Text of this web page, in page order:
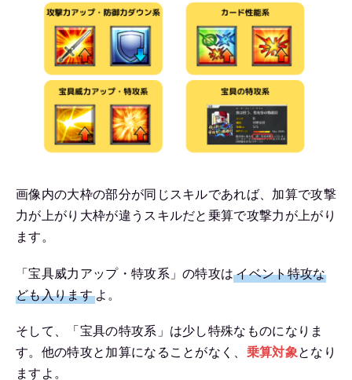
画像内の大枠の部分が同じスキルであれば、加算で攻撃
力が上がり大枠が違うスキルだと乗算で攻撃力が上がり
ます。
「宝具威力アップ・特攻系」の特攻はイベント特攻な
ども入りますよ。
そして、「宝具の特攻系」は少し特殊なものになりま
す。他の特攻と加算になることがなく、 乗算対象となり
ますよ。